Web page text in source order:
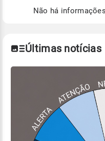
de Tempo e Estudos
Não há
Últimas notícias